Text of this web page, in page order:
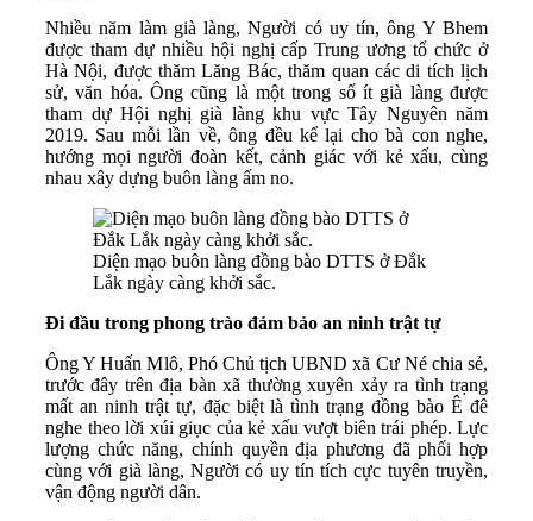
Nhiều năm làm già làng, Người có uy tín, ông Y Bhem
được tham dự nhiều hội nghị cấp Trung ương tổ chức ở
Hà Nội, được thăm Lăng Bác, thăm quan các di tích lịch
sử, văn hóa. Ông cũng là một trong số ít già làng được
tham dự Hội nghị già làng khu vực Tây Nguyên năm
2019. Sau mỗi lần về, ông đều kể lại cho bà con nghe,
hướng mọi người đoàn kết, cảnh giác với kẻ xấu, cùng
nhau xây dựng buôn làng ấm no.
Diện mạo buôn làng đồng bào DTTS ở Đắk
Lắk ngày càng khởi sắc.
Đi đầu trong phong trào đảm bảo an ninh trật tự
Ông Y Huấn Mlô, Phó Chủ tịch UBND xã Cư Né chia sẻ,
trước đây trên địa bàn xã thường xuyên xảy ra tình trạng
mất an ninh trật tự, đặc biệt là tình trạng đồng bào Ê đê
nghe theo lời xúi giục của kẻ xấu vượt biên trái phép. Lực
lượng chức năng, chính quyền địa phương đã phối hợp
cùng với già làng, Người có uy tín tích cực tuyên truyền,
vận động người dân.